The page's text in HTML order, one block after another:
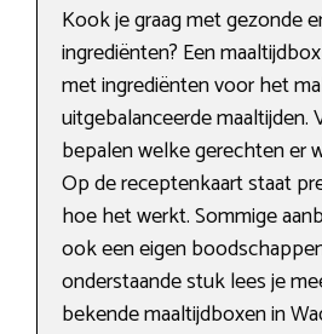
Kook je graag met gezonde
ingrediënten? Een
met ingrediënten voor het
uitgebalanceerde maaltijden.
bepalen welke gerechten er
Op de receptenkaart staat
hoe het werkt. Sommige
ook een eigen
onderstaande stuk lees je
bekende maaltijdboxen in